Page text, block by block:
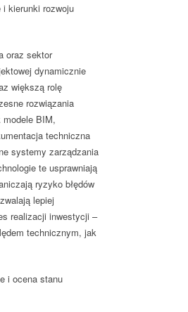
i kierunki rozwoju
oraz sektor
dynamicznie
większą rolę
rozwiązania
BIM,
techniczna
systemy zarządzania
te usprawniają
ryzyko błędów
lepiej
realizacji inwestycji –
technicznym, jak
i ocena stanu